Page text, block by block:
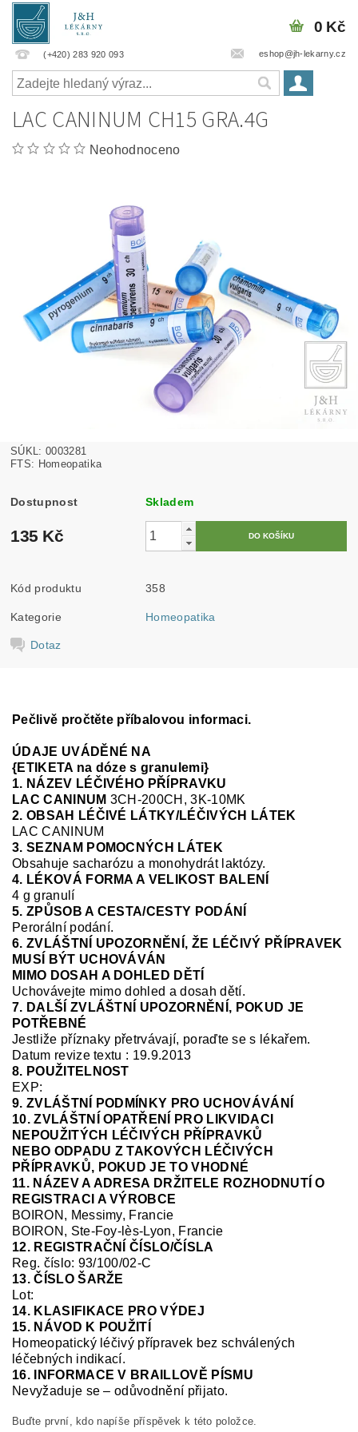
(+420) 283 920 093 eshop@jh-lekarny.cz
0 Kč
LAC CANINUM CH15 GRA.4G
Neohodnoceno
SÚKL: 0003281
FTS: Homeopatika
Dostupnost Skladem
135 Kč
Kód produktu 358
Kategorie Homeopatika
Dotaz
Pečlivě pročtěte příbalovou informaci.
ÚDAJE UVÁDĚNÉ NA
{ETIKETA na dóze s granulemi}
1. NÁZEV LÉČIVÉHO PŘÍPRAVKU
LAC CANINUM 3CH-200CH, 3K-10MK
2. OBSAH LÉČIVÉ LÁTKY/LÉČIVÝCH LÁTEK
LAC CANINUM
3. SEZNAM POMOCNÝCH LÁTEK
Obsahuje sacharózu a monohydrát laktózy.
4. LÉKOVÁ FORMA A VELIKOST BALENÍ
4 g granulí
5. ZPŮSOB A CESTA/CESTY PODÁNÍ
Perorální podání.
6. ZVLÁŠTNÍ UPOZORNĚNÍ, ŽE LÉČIVÝ PŘÍPRAVEK
MUSÍ BÝT UCHOVÁVÁN
MIMO DOSAH A DOHLED DĚTÍ
Uchovávejte mimodohled adosah dětí.
7. DALŠÍ ZVLÁŠTNÍ UPOZORNĚNÍ, POKUD JE
POTŘEBNÉ
Jestliže příznaky přetrvávají, poraďte se s lékařem.
Datum revize textu : 19.9.2013
8. POUŽITELNOST
EXP:
9. ZVLÁŠTNÍ PODMÍNKY PRO UCHOVÁVÁNÍ
10. ZVLÁŠTNÍ OPATŘENÍ PRO LIKVIDACI
NEPOUŽITÝCH LÉČIVÝCH PŘÍPRAVKŮ
NEBO ODPADU Z TAKOVÝCH LÉČIVÝCH
PŘÍPRAVKŮ, POKUD JE TO VHODNÉ
11. NÁZEV A ADRESA DRŽITELE ROZHODNUTÍ O
REGISTRACI A VÝROBCE
BOIRON, Messimy, Francie
BOIRON, Ste-Foy- lès-Lyon, Francie
12. REGISTRAČNÍ ČÍSLO/ČÍSLA
Reg. číslo: 93/100/02-C
13. ČÍSLO ŠARŽE
Lot:
14. KLASIFIKACE PRO VÝDEJ
15. NÁVOD K POUŽITÍ
Homeopatický léčivý přípravek bez schválených
léčebných indikací.
16. INFORMACE V BRAILLOVĚ PÍSMU
Nevyžaduje se – odůvodnění přijato.
Buďte první, kdo napíše příspěvek k této položce.